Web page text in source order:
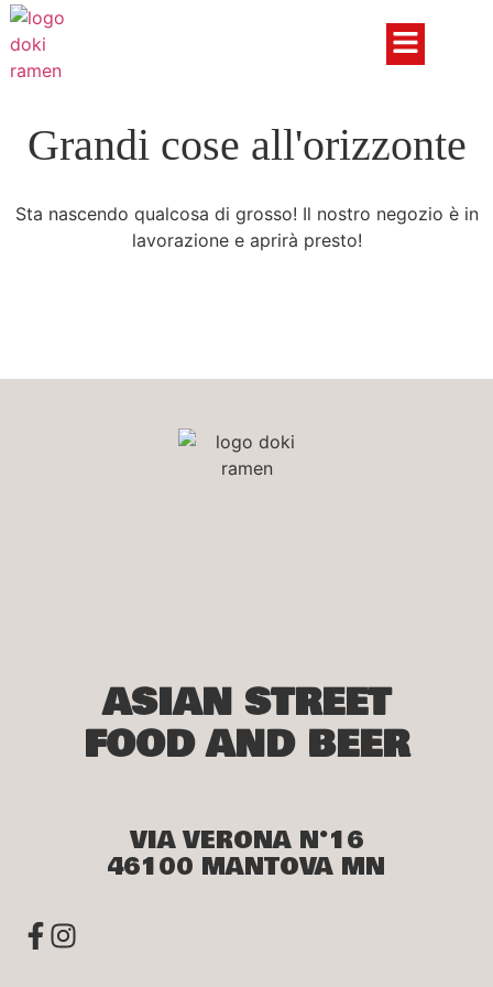
Grandi cose all'orizzonte
Sta nascendo qualcosa di grosso! Il nostro negozio è in
lavorazione e aprirà presto!
ASIAN STREET
FOOD AND BEER
VIA VERONA N°16
46100 MANTOVA MN